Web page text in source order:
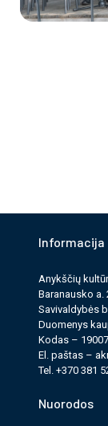
Informacija
Anykščių
Baranausko a.
Savi­valdy­bės
Duomenys
Kodas –
El. paš­tas –
Tel. +370 381
Nuorodos